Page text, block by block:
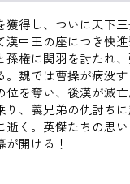
獲得し、ついに天下
中王の座につき快進
孫権に関羽を討たれ
。魏では曹操が病没
位を奪い、後漢が滅
り、義兄弟の仇討ち
逝く。英傑たちの思
開ける！